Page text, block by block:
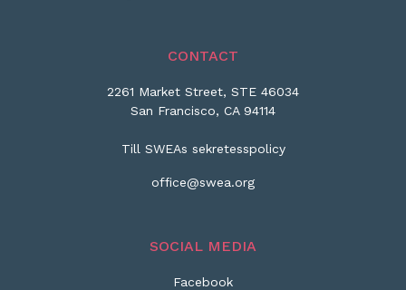
CONTACT
2261 Market Street, STE 46034
San Francisco, CA 94114
Till SWEAs sekretesspolicy
office@swea.org
SOCIAL MEDIA
Facebook